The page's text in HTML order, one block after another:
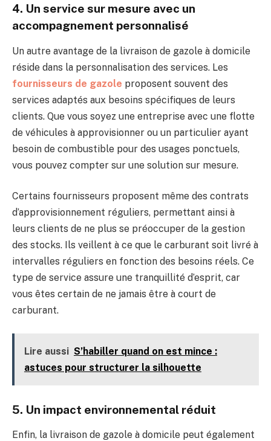
4. Un service sur mesure avec un
accompagnement personnalisé
Un autre avantage de la livraison de gazole à domicile
réside dans la personnalisation des services. Les
fournisseurs de gazole proposent souvent des
services adaptés aux besoins spécifiques de leurs
clients. Que vous soyez une entreprise avec une flotte
de véhicules à approvisionner ou un particulier ayant
besoin de combustible pour des usages ponctuels,
vous pouvez compter sur une solution sur mesure.
Certains fournisseurs proposent même des contrats
d’approvisionnement réguliers, permettant ainsi à
leurs clients de ne plus se préoccuper de la gestion
des stocks. Ils veillent à ce que le carburant soit livré à
intervalles réguliers en fonction des besoins réels. Ce
type de service assure une tranquillité d’esprit, car
vous êtes certain de ne jamais être à court de
carburant.
Lire aussi S’habiller quand on est mince :
astuces pour structurer la silhouette
5. Un impact environnemental réduit
Enfin, la livraison de gazole à domicile peut également